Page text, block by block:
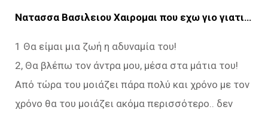
Νατασσα Βασιλειου Χαιρομαι που εχω γιο γιατι…
1 Θα είμαι μια ζωή η αδυναμία του!
2, Θα βλέπω τον άντρα μου, μέσα στα μάτια του!
Από τώρα του μοιάζει πάρα πολύ και χρόνο με τον
χρόνο θα του μοιάζει ακόμα περισσότερο.. δεν